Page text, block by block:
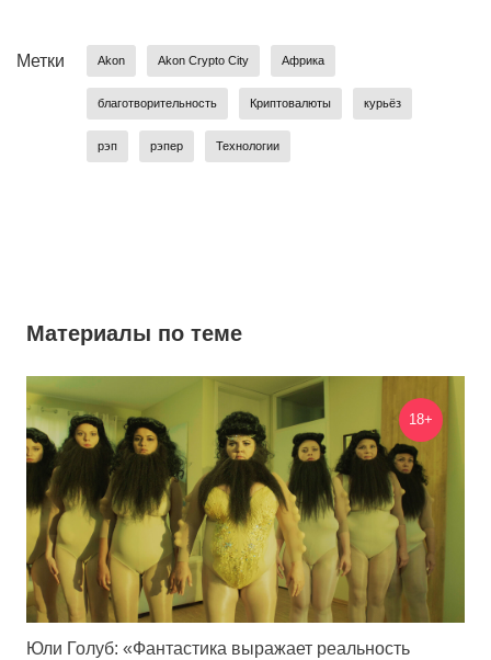
Метки Akon Akon Crypto City Африка
благотворительность Криптовалюты курьёз
рэп рэпер Технологии
Материалы по теме
18+
Юли Голуб: «Фантастика выражает реальность